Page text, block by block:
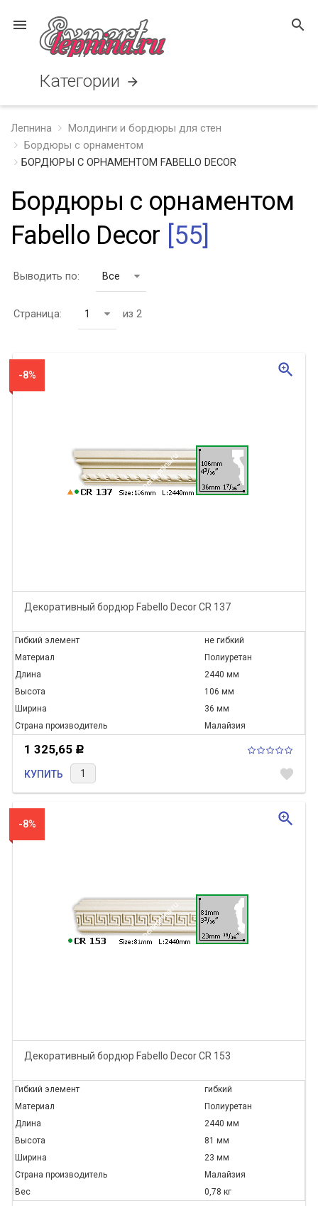
menu search
Категории arrow_forward
Лепнина
Молдинги и бордюры для стен
Бордюры с орнаментом
БОРДЮРЫ С ОРНАМЕНТОМ FABELLO DECOR
Бордюры с орнаментом
Fabello Decor [55]
Выводить по: Все
Страница: 1 из 2
-8%
Декоративный бордюр Fabello Decor CR 137
Гибкий элемент
не гибкий
Материал
Полиуретан
Длина
2440 мм
Высота
106 мм
Ширина
36 мм
Страна производитель
Малайзия
1 325,65 Р
КУПИТЬ favorite
zoom_in
-8%
Декоративный бордюр Fabello Decor CR 153
Гибкий элемент
гибкий
Материал
Полиуретан
Длина
2440 мм
Высота
81 мм
Ширина
23 мм
Страна производитель
Малайзия
Вес
0,78 кг
zoom_in